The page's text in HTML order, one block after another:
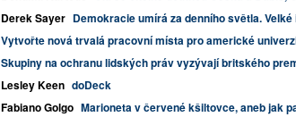
Derek Sayer Demokracie umírá za denního světla.
Vytvořte nová trvalá pracovní místa pro americké
Skupiny na ochranu lidských práv vyzývají britského
Lesley Keen doDeck
Fabiano Golgo Marioneta v červené kšiltovce, aneb jak